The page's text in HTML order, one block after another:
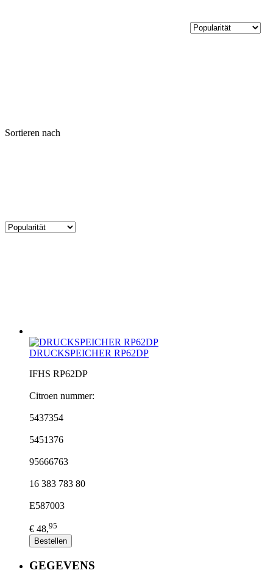
Sortieren nach
DRUCKSPEICHER RP62DP
IFHS RP62DP
Citroen nummer:
5437354
5451376
95666763
16 383 783 80
E587003
€ 48,95
Bestellen
GEGEVENS